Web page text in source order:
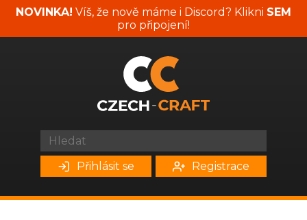
NOVINKA! Víš, že nově máme i Discord? Klikni SEM
pro připojení!
Přihlásit se Registrace